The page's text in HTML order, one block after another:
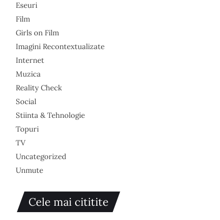
Eseuri
Film
Girls on Film
Imagini Recontextualizate
Internet
Muzica
Reality Check
Social
Stiinta & Tehnologie
Topuri
TV
Uncategorized
Unmute
Cele mai cititite